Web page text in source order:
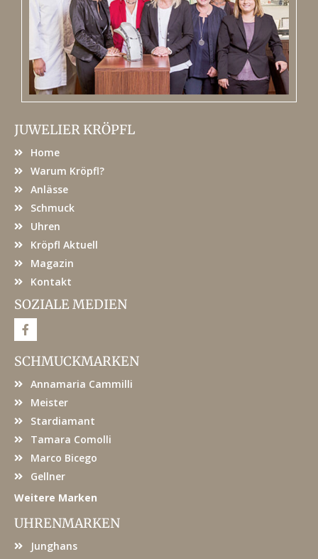
JUWELIER KRÖPFL
Home
Warum Kröpfl?
Anlässe
Schmuck
Uhren
Kröpfl Aktuell
Magazin
Kontakt
SOZIALE MEDIEN
F
a
e
b
o
SCHMUCKMARKEN
Annamaria Cammilli
Meister
Stardiamant
Tamara Comolli
Marco Bicego
Gellner
Weitere Marken
UHRENMARKEN
Junghans